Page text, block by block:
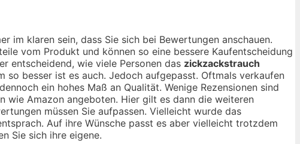
im klaren sein, dass Sie sich bei Bewertungen anschauen.
vom Produkt und können so eine bessere Kaufentscheidung
entscheidend, wie viele Personen das zickzackstrauch
so besser ist es auch. Jedoch aufgepasst. Oftmals verkaufen
ein hohes Maß an Qualität. Wenige Rezensionen sind
Amazon angeboten. Hier gilt es dann die weiteren
müssen Sie aufpassen. Vielleicht wurde das
Auf ihre Wünsche passt es aber vielleicht trotzdem
Sie sich ihre eigene.